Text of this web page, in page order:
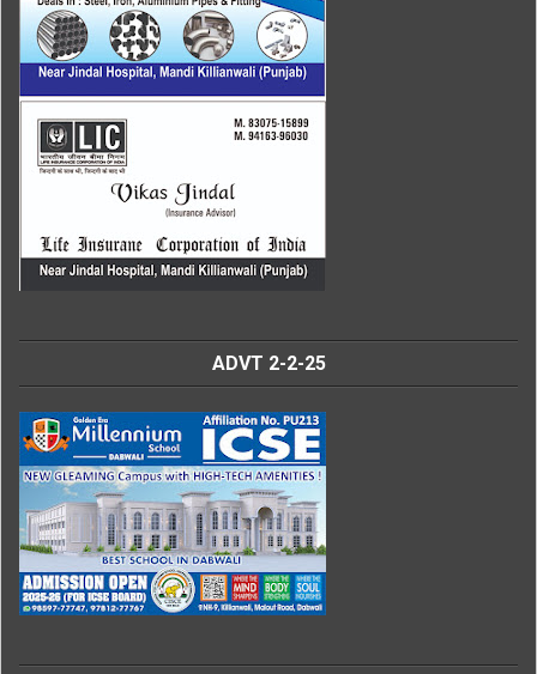
ADVT 2-2-25